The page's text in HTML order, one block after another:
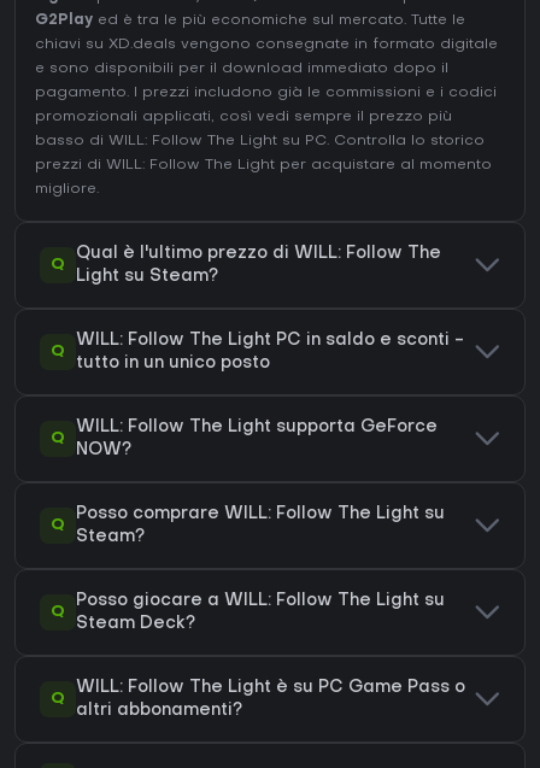
G2Play ed è tra le più economiche sul mercato. Tutte le
chiavi su XD.deals vengono consegnate in formato digitale
e sono disponibili per il download immediato dopo il
pagamento. I prezzi includono già le commissioni e i codici
promozionali applicati, così vedi sempre il prezzo più
basso di WILL: Follow The Light su PC. Controlla lo storico
prezzi di WILL: Follow The Light per acquistare al momento
migliore.
Q
Qual è l'ultimo prezzo di WILL: Follow The
Light su Steam?
Q
WILL: Follow The Light PC in saldo e sconti -
tutto in un unico posto
Q
WILL: Follow The Light supporta GeForce
NOW?
Q
Posso comprare WILL: Follow The Light su
Steam?
Q
Posso giocare a WILL: Follow The Light su
Steam Deck?
Q
WILL: Follow The Light è su PC Game Pass o
altri abbonamenti?